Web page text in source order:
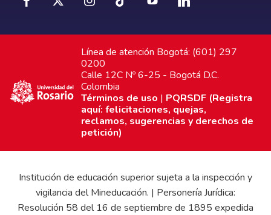
Línea de atención Bogotá: (601) 297
0200
Calle 12C Nº 6-25 - Bogotá D.C.
Colombia
Términos de uso | PQRSDF (Registra
aquí: felicitaciones, quejas,
reclamos, sugerencias y derechos de
petición)
Institución de educación superior sujeta a la inspección y
vigilancia del Mineducación. | Personería Jurídica:
Resolución 58 del 16 de septiembre de 1895 expedida